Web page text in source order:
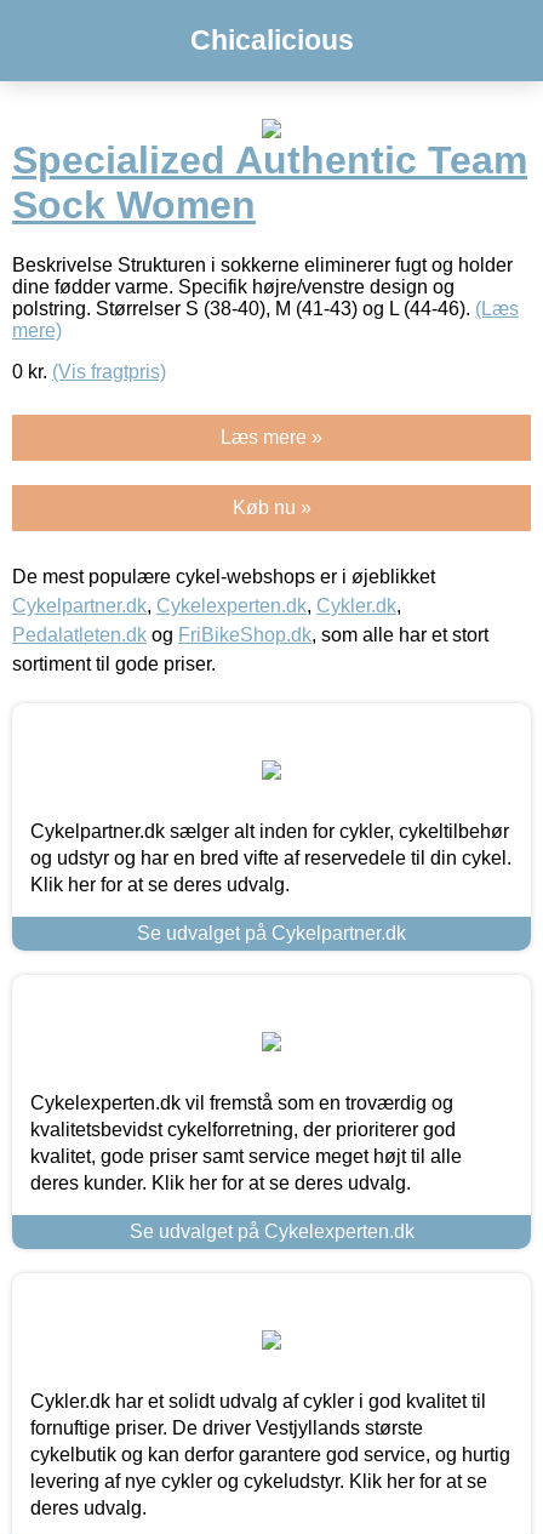
Chicalicious
Specialized Authentic Team
Sock Women
Beskrivelse Strukturen i sokkerne eliminerer fugt og holder
dine fødder varme. Specifik højre/venstre design og
polstring. Størrelser S (38-40), M (41-43) og L (44-46). (Læs
mere)
0 kr. (Vis fragtpris)
Læs mere »
Køb nu »
De mest populære cykel-webshops er i øjeblikket
Cykelpartner.dk, Cykelexperten.dk, Cykler.dk,
Pedalatleten.dk og FriBikeShop.dk, som alle har et stort
sortiment til gode priser.
Cykelpartner.dk sælger alt inden for cykler, cykeltilbehør
og udstyr og har en bred vifte af reservedele til din cykel.
Klik her for at se deres udvalg.
Se udvalget på Cykelpartner.dk
Cykelexperten.dk vil fremstå som en troværdig og
kvalitetsbevidst cykelforretning, der prioriterer god
kvalitet, gode priser samt service meget højt til alle
deres kunder. Klik her for at se deres udvalg.
Se udvalget på Cykelexperten.dk
Cykler.dk har et solidt udvalg af cykler i god kvalitet til
fornuftige priser. De driver Vestjyllands største
cykelbutik og kan derfor garantere god service, og hurtig
levering af nye cykler og cykeludstyr. Klik her for at se
deres udvalg.